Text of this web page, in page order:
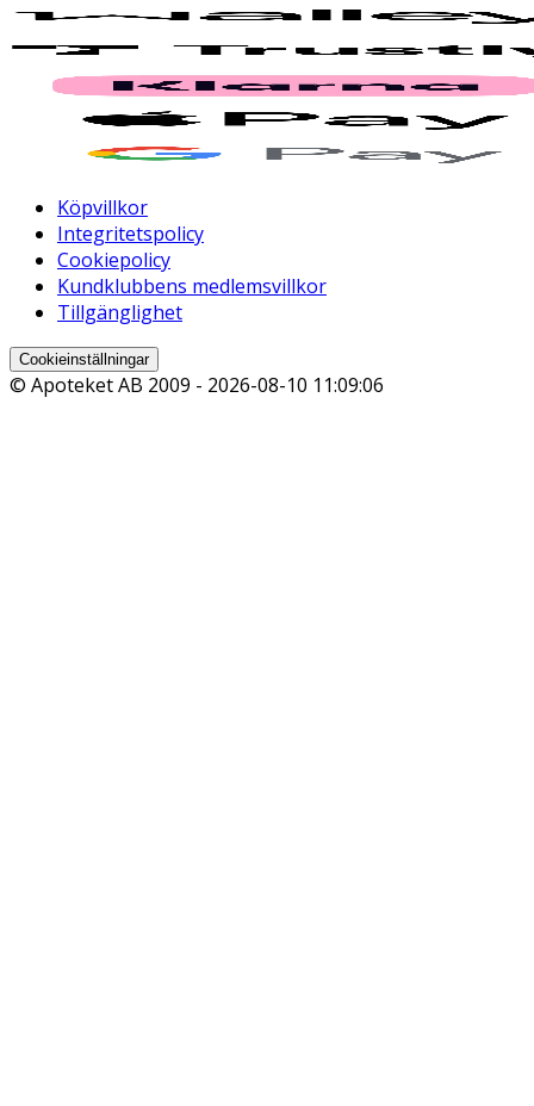
Köpvillkor
Integritetspolicy
Cookiepolicy
Kundklubbens medlemsvillkor
Tillgänglighet
Cookieinställningar
© Apoteket AB 2009 - 2026-08-10 11:09:06